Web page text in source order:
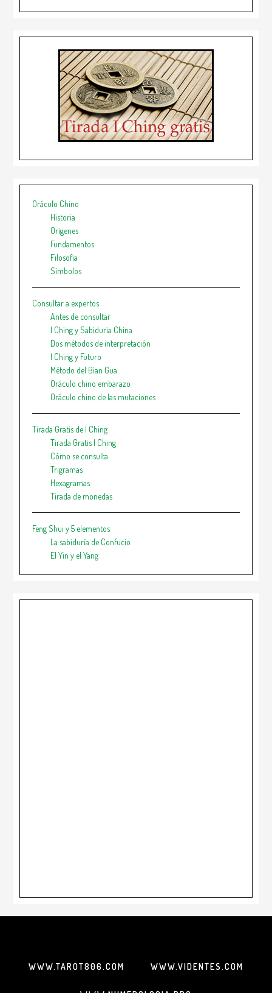
Oráculo Chino
Historia
Orígenes
Fundamentos
Filosofía
Símbolos
Consultar a expertos
Antes de consultar
I Ching y Sabiduria China
Dos métodos de interpretación
I Ching y Futuro
Método del Bian Gua
Oráculo chino embarazo
Oráculo chino de las mutaciones
Tirada Gratis de I Ching
Tirada Gratis I Ching
Cómo se consulta
Trigramas
Hexagramas
Tirada de monedas
Feng Shui y 5 elementos
La sabiduría de Confucio
El Yin y el Yang
WWW.TAROT806.COM WWW.VIDENTES.COM